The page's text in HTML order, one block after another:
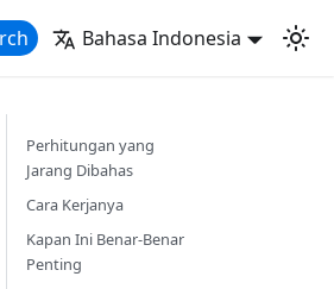
Bahasa Indonesia
Perhitungan yang
Jarang Dibahas
Cara Kerjanya
Kapan Ini Benar-Benar
Penting